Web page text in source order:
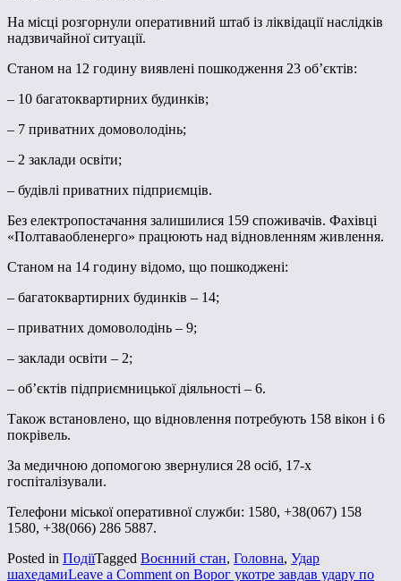
На місці розгорнули оперативний штаб із ліквідації наслідків
надзвичайної ситуації.
Станом на 12 годину виявлені пошкодження 23 об’єктів:
– 10 багатоквартирних будинків;
– 7 приватних домоволодінь;
– 2 заклади освіти;
– будівлі приватних підприємців.
Без електропостачання залишилися 159 споживачів. Фахівці
«Полтаваобленерго» працюють над відновленням живлення.
Станом на 14 годину відомо, що пошкоджені:
– багатоквартирних будинків – 14;
– приватних домоволодінь – 9;
– заклади освіти – 2;
– об’єктів підприємницької діяльності – 6.
Також встановлено, що відновлення потребують 158 вікон і 6
покрівель.
За медичною допомогою звернулися 28 осіб, 17-х
госпіталізували.
Телефони міської оперативної служби: 1580, +38(067) 158
1580, +38(066) 286 5887.
Posted in ПодіїTagged Воєнний стан, Головна, Удар
шахедамиLeave a Comment on Ворог укотре завдав удару по